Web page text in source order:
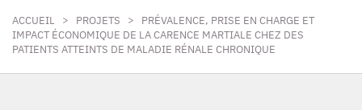
ACCUEIL > PROJETS >
PRÉVALENCE, PRISE EN CHARGE ET
IMPACT ÉCONOMIQUE DE LA CARENCE MARTIALE CHEZ DES
PATIENTS ATTEINTS DE MALADIE RÉNALE CHRONIQUE